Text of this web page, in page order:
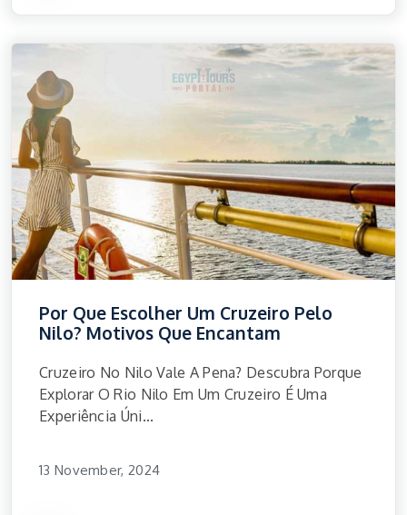
Por Que Escolher Um Cruzeiro Pelo
Nilo? Motivos Que Encantam
Cruzeiro No Nilo Vale A Pena? Descubra Porque
Explorar O Rio Nilo Em Um Cruzeiro É Uma
Experiência Úni...
13 November, 2024